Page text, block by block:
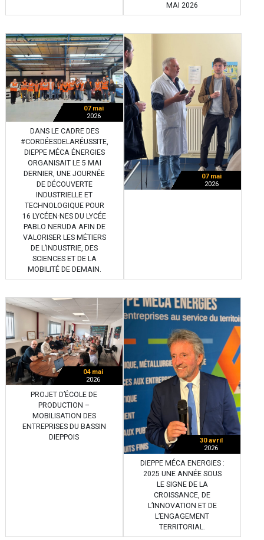
MAI 2026
07 mai
2026
DANS LE CADRE DES
#CORDÉESDELARÉUSSITE,
DIEPPE MÉCA ÉNERGIES
ORGANISAIT LE 5 MAI
DERNIER, UNE JOURNÉE
DE DÉCOUVERTE
INDUSTRIELLE ET
TECHNOLOGIQUE POUR
16 LYCÉEN·NES DU LYCÉE
PABLO NERUDA AFIN DE
VALORISER LES MÉTIERS
DE L’INDUSTRIE, DES
SCIENCES ET DE LA
MOBILITÉ DE DEMAIN.
07 mai
2026
04 mai
2026
PROJET D’ÉCOLE DE
PRODUCTION –
MOBILISATION DES
ENTREPRISES DU BASSIN
DIEPPOIS
30 avril
2026
DIEPPE MÉCA ENERGIES :
2025 UNE ANNÉE SOUS
LE SIGNE DE LA
CROISSANCE, DE
L’INNOVATION ET DE
L’ENGAGEMENT
TERRITORIAL.